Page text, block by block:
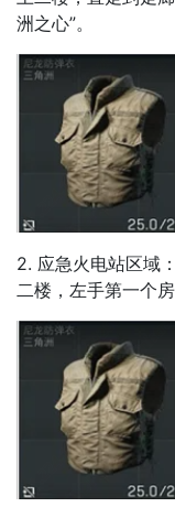
洲之心”。
2. 应急火电站区域
二楼，左手第一个